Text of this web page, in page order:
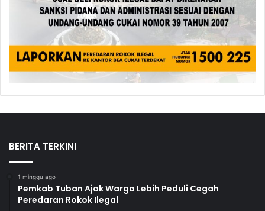
BERITA TERKINI
1 minggu ago
Pemkab Tuban Ajak Warga Lebih Peduli Cegah
Peredaran Rokok Ilegal